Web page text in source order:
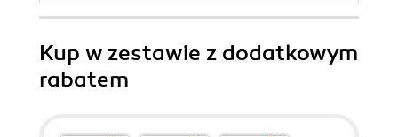
Kup w zestawie z dodatkowym
rabatem